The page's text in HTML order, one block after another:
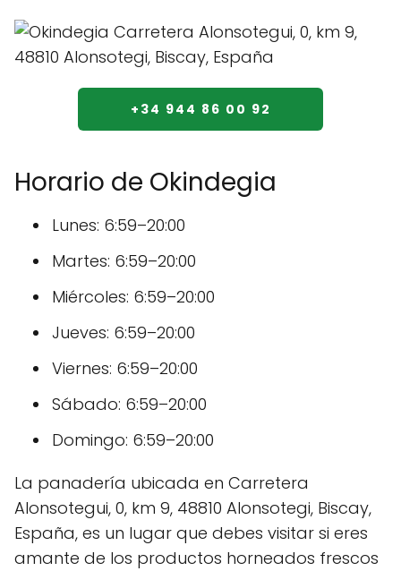
+34 944 86 00 92
Horario de Okindegia
Lunes: 6:59–20:00
Martes: 6:59–20:00
Miércoles: 6:59–20:00
Jueves: 6:59–20:00
Viernes: 6:59–20:00
Sábado: 6:59–20:00
Domingo: 6:59–20:00
La panadería ubicada en Carretera
Alonsotegui, 0, km 9, 48810 Alonsotegi, Biscay,
España, es un lugar que debes visitar si eres
amante de los productos horneados frescos